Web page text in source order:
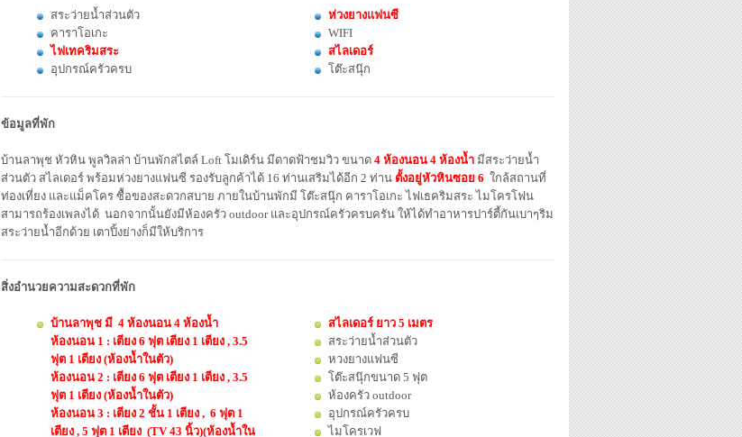
สระว่ายน้ำส่วนตัว
คาราโอเกะ
ไฟเทคริมสระ
อุปกรณ์ครัวครบ
ห่วงยางแฟนซี
WIFI
สไลเดอร์
โต๊ะสนุ๊ก
ข้อมูลที่พัก
บ้านลาพุช หัวหิน พูลวิลล่า บ้านพักสไตล์ Loft โมเดิร์น มีดาดฟ้าชมวิว ขนาด 4 ห้องนอน 4 ห้องน้ำ มีสระว่ายน้ำ
ส่วนตัว สไลเดอร์ พร้อมห่วงยางแฟนซี รองรับลูกค้าได้ 16 ท่านเสริมได้อีก 2 ท่าน ตั้งอยู่หัวหินซอย 6 ใกล้สถานที่
ท่องเที่ยง และแม็คโคร ซื้อของสะดวกสบาย ภายในบ้านพักมี โต๊ะสนุ๊ก คาราโอเกะ ไฟเธคริมสระ ไมโครโฟน
สามารถร้องเพลงได้ นอกจากนั้นยังมีห้องครัว outdoor และอุปกรณ์ครัวครบครัน ให้ได้ทำอาหารปาร์ตี้กันเบาๆริม
สระว่ายน้ำอีกด้วย เตาปิ้งย่างก็มีให้บริการ
สิ่งอำนวยความสะดวกที่พัก
บ้านลาพุช มี 4 ห้องนอน 4 ห้องน้ำ
ห้องนอน 1 : เตียง 6 ฟุต เตียง 1 เตียง , 3.5
ฟุต 1 เตียง (ห้องน้ำในตัว)
ห้องนอน 2 : เตียง 6 ฟุต เตียง 1 เตียง , 3.5
ฟุต 1 เตียง (ห้องน้ำในตัว)
ห้องนอน 3 : เตียง 2 ชั้น 1 เตียง , 6 ฟุต 1
เตียง , 5 ฟุต 1 เตียง (TV 43 นิ้ว)(ห้องน้ำใน
สไลเดอร์ ยาว 5 เมตร
สระว่ายน้ำส่วนตัว
หวงยางแฟนซี
โต๊ะสนุ๊กขนาด 5 ฟุต
ห้องครัว outdoor
อุปกรณ์ครัวครบ
ไมโครเวฟ